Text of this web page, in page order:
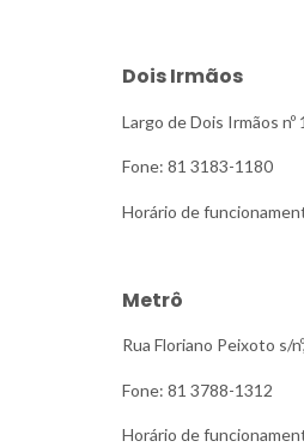
Dois Irmãos
Largo de Dois Irmãos
Fone: 81 3183-1180
Horário de
Metrô
Rua Floriano Peixoto s/
Fone: 81 3788-1312
Horário de